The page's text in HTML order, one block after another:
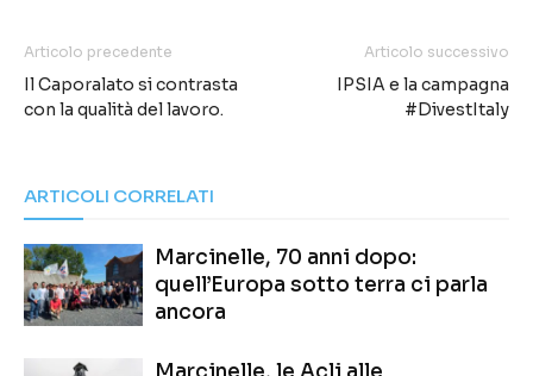
Articolo precedente
Il Caporalato si contrasta
con la qualità del lavoro.
Articolo successivo
IPSIA e la campagna
#DivestItaly
ARTICOLI CORRELATI
Marcinelle, 70 anni dopo:
quell’Europa sotto terra ci parla
ancora